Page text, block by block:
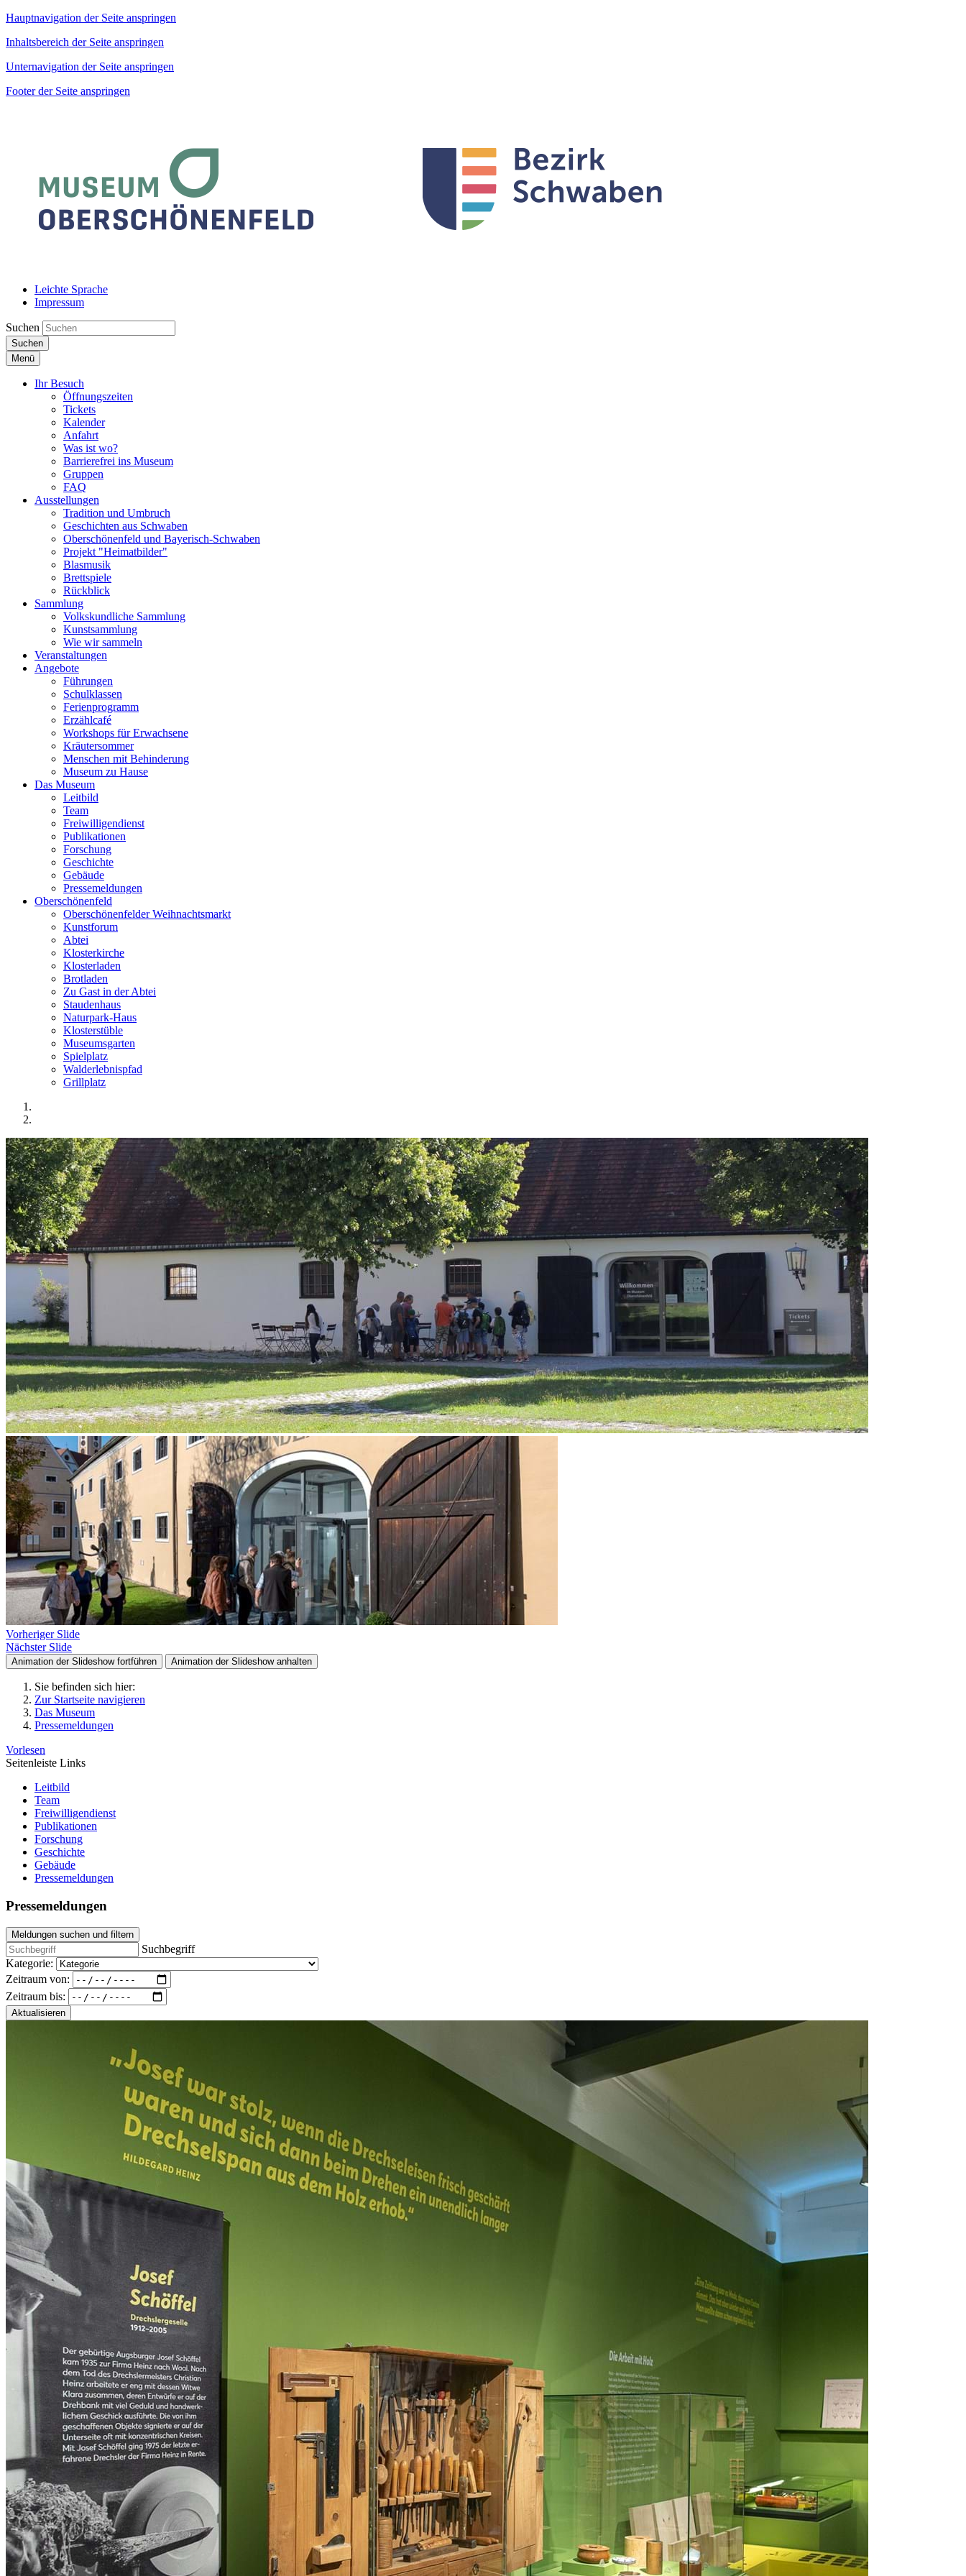
Hauptnavigation der Seite anspringen
Inhaltsbereich der Seite anspringen
Unternavigation der Seite anspringen
Footer der Seite anspringen
Leichte Sprache
Impressum
Suchen
Suchen
Menü
Ihr Besuch
Öffnungszeiten
Tickets
Kalender
Anfahrt
Was ist wo?
Barrierefrei ins Museum
Gruppen
FAQ
Ausstellungen
Tradition und Umbruch
Geschichten aus Schwaben
Oberschönenfeld und Bayerisch-Schwaben
Projekt "Heimatbilder"
Blasmusik
Brettspiele
Rückblick
Sammlung
Volkskundliche Sammlung
Kunstsammlung
Wie wir sammeln
Veranstaltungen
Angebote
Führungen
Schulklassen
Ferienprogramm
Erzählcafé
Workshops für Erwachsene
Kräutersommer
Menschen mit Behinderung
Museum zu Hause
Das Museum
Leitbild
Team
Freiwilligendienst
Publikationen
Forschung
Geschichte
Gebäude
Pressemeldungen
Oberschönenfeld
Oberschönenfelder Weihnachtsmarkt
Kunstforum
Abtei
Klosterkirche
Klosterladen
Brotladen
Zu Gast in der Abtei
Staudenhaus
Naturpark-Haus
Klosterstüble
Museumsgarten
Spielplatz
Walderlebnispfad
Grillplatz
Vorheriger Slide
Nächster Slide
Animation der Slideshow fortführen Animation der Slideshow anhalten
Sie befinden sich hier:
Zur Startseite navigieren
Das Museum
Pressemeldungen
Vorlesen
Seitenleiste Links
Leitbild
Team
Freiwilligendienst
Publikationen
Forschung
Geschichte
Gebäude
Pressemeldungen
Pressemeldungen
Meldungen suchen und filtern
Suchbegriff
Kategorie:
Zeitraum von:
Zeitraum bis:
Aktualisieren